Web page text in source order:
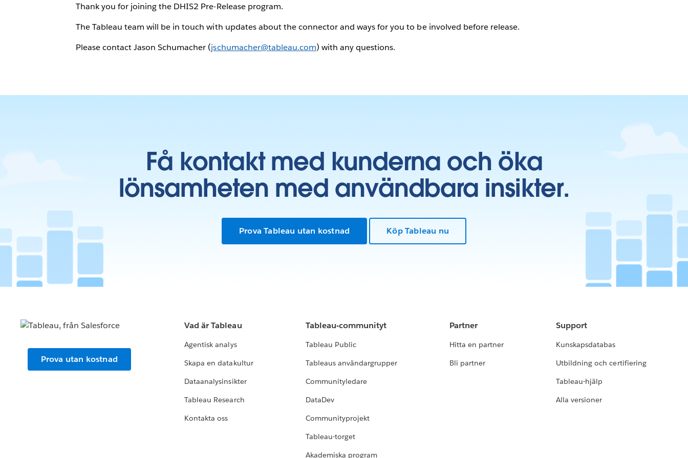
Thank you for joining the DHIS2 Pre-Release program.
The Tableau team will be in touch with updates about the connector and ways for you to be involved before release.
Please contact Jason Schumacher (jschumacher@tableau.com) with any questions.
Få kontakt med kunderna och öka
lönsamheten med användbara insikter.
Prova Tableau utan kostnad Köp Tableau nu
Prova utan kostnad
Vad är Tableau
Agentisk analys
Skapa en datakultur
Dataanalysinsikter
Tableau Research
Kontakta oss
Tableau-communityt
Tableau Public
Tableaus användargrupper
Communityledare
DataDev
Communityprojekt
Tableau-torget
Akademiska program
Partner
Hitta en partner
Bli partner
Support
Kunskapsdatabas
Utbildning och certifiering
Tableau-hjälp
Alla versioner